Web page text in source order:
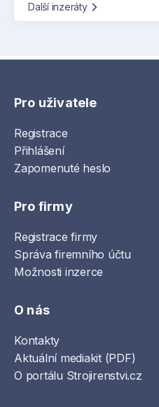
Další inzeráty
Pro uživatele
Registrace
Přihlášení
Zapomenuté heslo
Pro firmy
Registrace firmy
Správa firemního účtu
Možnosti inzerce
O nás
Kontakty
Aktuální mediakit (PDF)
O portálu Strojirenstvi.cz